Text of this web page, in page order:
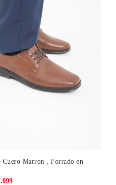
Cuero Marron , Forrado en
El